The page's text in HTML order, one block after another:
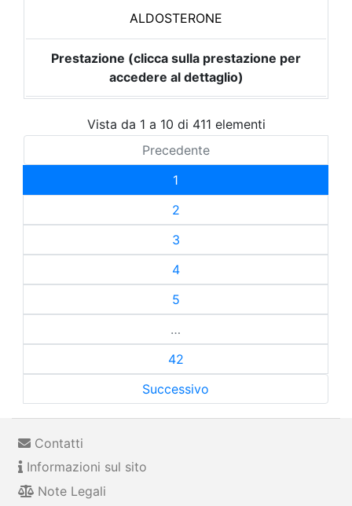
ALDOSTERONE
Prestazione (clicca sulla prestazione per
accedere al dettaglio)
Vista da 1 a 10 di 411 elementi
Precedente
1
2
3
4
5
…
42
Successivo
Contatti
Informazioni sul sito
Note Legali